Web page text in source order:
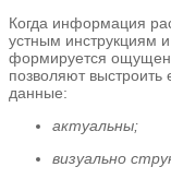
Когда информация
устным инструкциям
формируется
позволяют
данные:
актуальны;
визуально